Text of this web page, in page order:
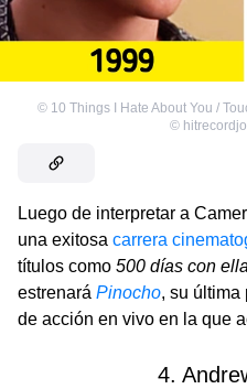
© 10 Things I Hate About You /
©
Luego de interpretar a
una exitosa carrera
títulos como 500 días con ella
estrenará Pinocho, su última
de acción en vivo en la que
4.